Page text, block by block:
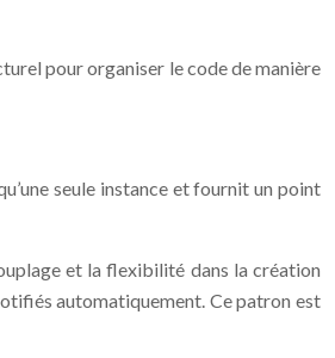
pour organiser le code de manière
seule instance et fournit un point
et la flexibilité dans la création
automatiquement. Ce patron est